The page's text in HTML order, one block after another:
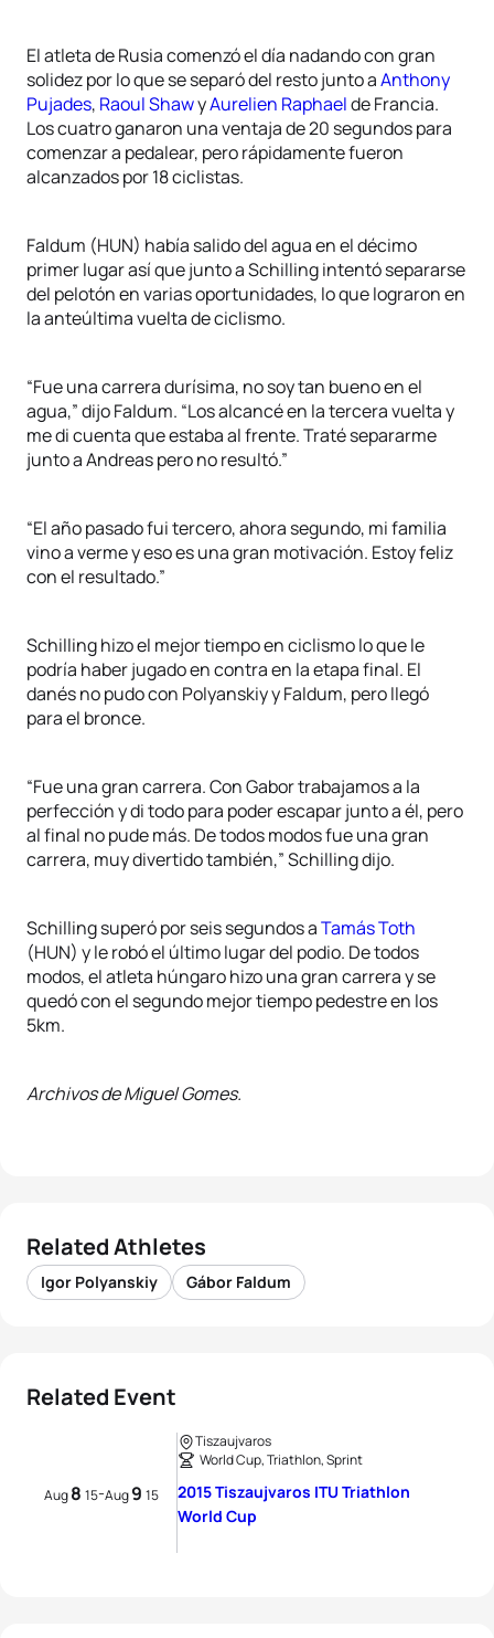
El atleta de Rusia comenzó el día nadando con gran
solidez por lo que se separó del resto junto aAnthony
Pujades, Raoul ShawyAurelien Raphaelde Francia.
Los cuatro ganaron una ventaja de 20 segundos para
comenzar a pedalear, pero rápidamente fueron
alcanzados por 18 ciclistas.
Faldum (HUN) había salido del agua en el décimo
primer lugar así que junto a Schilling intentó separarse
del pelotón en varias oportunidades, lo que lograron en
la anteúltima vuelta de ciclismo.
“Fue una carrera durísima, no soy tan bueno en el
agua,” dijo Faldum. “Los alcancé en la tercera vuelta y
me di cuenta que estaba al frente. Traté separarme
junto a Andreas pero no resultó.”
“El año pasado fui tercero, ahora segundo, mi familia
vino a verme y eso es una gran motivación. Estoy feliz
con el resultado.”
Schilling hizo el mejor tiempo en ciclismo lo que le
podría haber jugado en contra en la etapa final. El
danés no pudo con Polyanskiy y Faldum, pero llegó
para el bronce.
“Fue una gran carrera. Con Gabor trabajamos a la
perfección y di todo para poder escapar junto a él, pero
al final no pude más. De todos modos fue una gran
carrera, muy divertido también,” Schilling dijo.
Schilling superó por seis segundos aTamás Toth
(HUN) y le robó el último lugar del podio. De todos
modos, el atleta húngaro hizo una gran carrera y se
quedó con el segundo mejor tiempo pedestre en los
5km.
Archivos de Miguel Gomes.
Related Athletes
Igor Polyanskiy Gábor Faldum
Related Event
Aug8 15-Aug9 15
Tiszaujvaros
World Cup, Triathlon, Sprint
2015 Tiszaujvaros ITU Triathlon
World Cup